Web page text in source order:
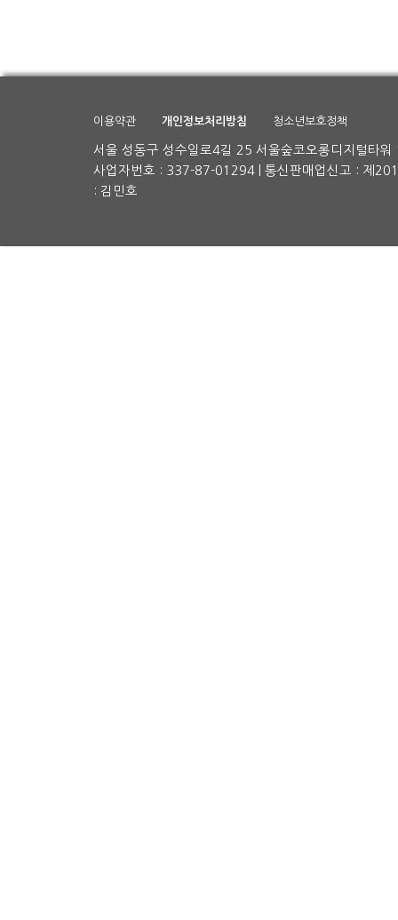
이용약관 개인정보처리방침 청소년보호정책
서울 성동구 성수일로4길 25 서울숲코오롱디지털타
사업자번호 : 337-87-01294 | 통신판매업신고 : 제
: 김민호